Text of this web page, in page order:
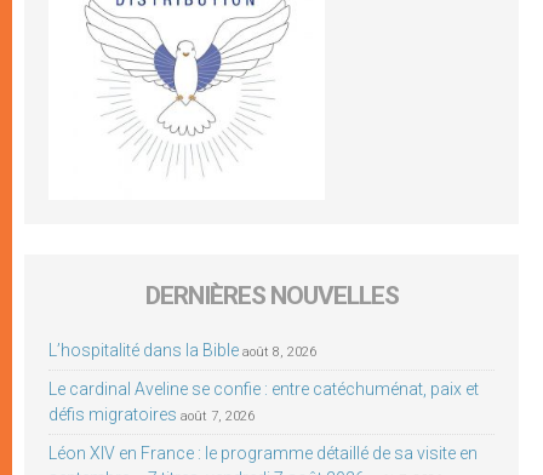
DERNIÈRES NOUVELLES
L’hospitalité dans la Bible août 8, 2026
Le cardinal Aveline se confie : entre catéchuménat, paix et
défis migratoires août 7, 2026
Léon XIV en France : le programme détaillé de sa visite en